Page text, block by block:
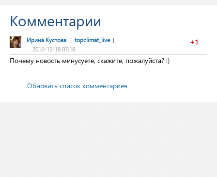
Комментарии
+1
Ирина Кустова [ topclimat_live ]
2012-12-18 07:18
Почему новость минусуете, скажите, пожалуйста? :)
Обновить список комментариев